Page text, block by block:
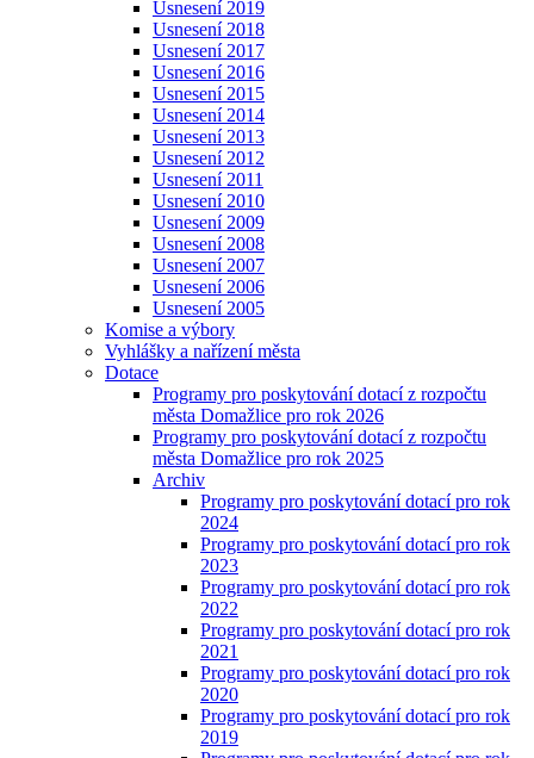
Usnesení 2019
Usnesení 2018
Usnesení 2017
Usnesení 2016
Usnesení 2015
Usnesení 2014
Usnesení 2013
Usnesení 2012
Usnesení 2011
Usnesení 2010
Usnesení 2009
Usnesení 2008
Usnesení 2007
Usnesení 2006
Usnesení 2005
Komise a výbory
Vyhlášky a nařízení města
Dotace
Programy pro poskytování dotací z rozpočtu
města Domažlice pro rok 2026
Programy pro poskytování dotací z rozpočtu
města Domažlice pro rok 2025
Archiv
Programy pro poskytování dotací pro rok
2024
Programy pro poskytování dotací pro rok
2023
Programy pro poskytování dotací pro rok
2022
Programy pro poskytování dotací pro rok
2021
Programy pro poskytování dotací pro rok
2020
Programy pro poskytování dotací pro rok
2019